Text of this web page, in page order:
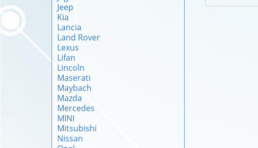
Jeep
Kia
Lancia
Land Rover
Lexus
Lifan
Lincoln
Maserati
Maybach
Mazda
Mercedes
MINI
Mitsubishi
Nissan